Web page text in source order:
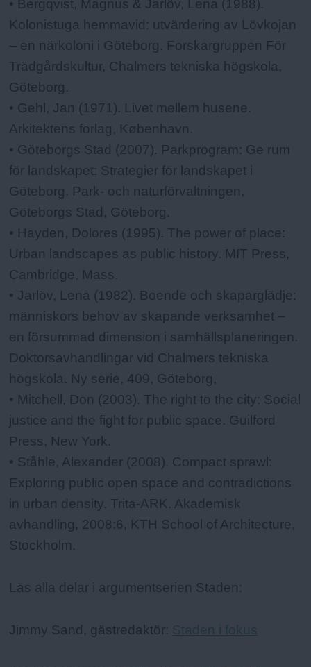
• Bergqvist, Magnus & Jarlöv, Lena (1988).
Kolonistuga hemmavid: utvärdering av Lövkojan
– en närkoloni i Göteborg. Forskargruppen För
Trädgårdskultur, Chalmers tekniska högskola,
Göteborg.
• Gehl, Jan (1971). Livet mellem husene.
Arkitektens forlag, København.
• Göteborgs Stad (2007). Parkprogram: Ge rum
för landskapet: Strategier för landskapet i
Göteborg. Park- och naturförvaltningen,
Göteborgs Stad, Göteborg.
• Hayden, Dolores (1995). The power of place:
Urban landscapes as public history. MIT Press,
Cambridge, Mass.
• Jarlöv, Lena (1982). Boende och skaparglädje:
människors behov av skapande verksamhet –
en försummad dimension i samhällsplaneringen.
Doktorsavhandlingar vid Chalmers tekniska
högskola. Ny serie, 409, Göteborg,
• Mitchell, Don (2003). The right to the city: Social
justice and the fight for public space. Guilford
Press, New York.
• Ståhle, Alexander (2008). Compact sprawl:
Exploring public open space and contradictions
in urban density. Trita-ARK. Akademisk
avhandling, 2008:6, KTH School of Architecture,
Stockholm.
Läs alla delar i argumentserien Staden:
Jimmy Sand, gästredaktör: Staden i fokus